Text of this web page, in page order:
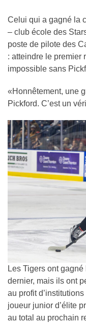
Celui qui a gagné la
– club école des
poste de pilote des
: atteindre le premier
impossible sans
«Honnêtement, une
Pickford. C’est un
Les Tigers ont
dernier, mais ils ont
au profit
joueur junior d’élite
au total au prochain